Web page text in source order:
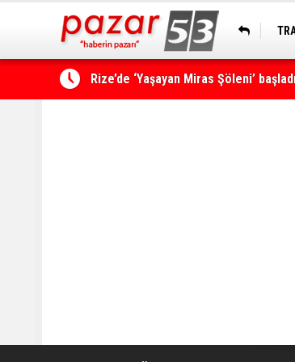
Çamlıhemşin'de kayıp vatandaş 600